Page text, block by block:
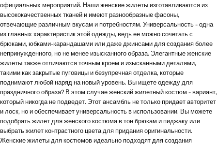
официальных мероприятий. Наши женские жилеты изготавливаются из
высококачественных тканей и имеют разнообразные фасоны,
отвечающие различным вкусам и потребностям. Универсальность - одна
из главных характеристик этой одежды, ведь ее можно сочетать с
брюками, юбками-карандашами или даже джинсами для создания более
непринужденного, но не менее изысканного образа. Элегантные женские
жилеты также отличаются точным кроем и изысканными деталями,
такими как закрытые пуговицы и безупречная отделка, которые
поднимают любой наряд на новый уровень. Вы ищете одежду для
праздничного образа? В этом случае женский жилетный костюм - вариант,
который никогда не подведет. Этот ансамбль не только придает авторитет
и лоск, но и обеспечивает универсальность в использовании. Вы можете
подобрать жилет для женского костюма в тон брюкам и пиджаку или
выбрать жилет контрастного цвета для придания оригинальности.
Женские жилеты для костюмов идеально подходят для создания